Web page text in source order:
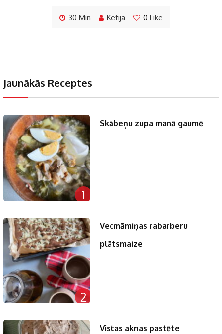
30 Min Ketija 0 Like
Jaunākās Receptes
1
Skābeņu zupa manā gaumē
2
Vecmāmiņas rabarberu
plātsmaize
Vistas aknas pastēte